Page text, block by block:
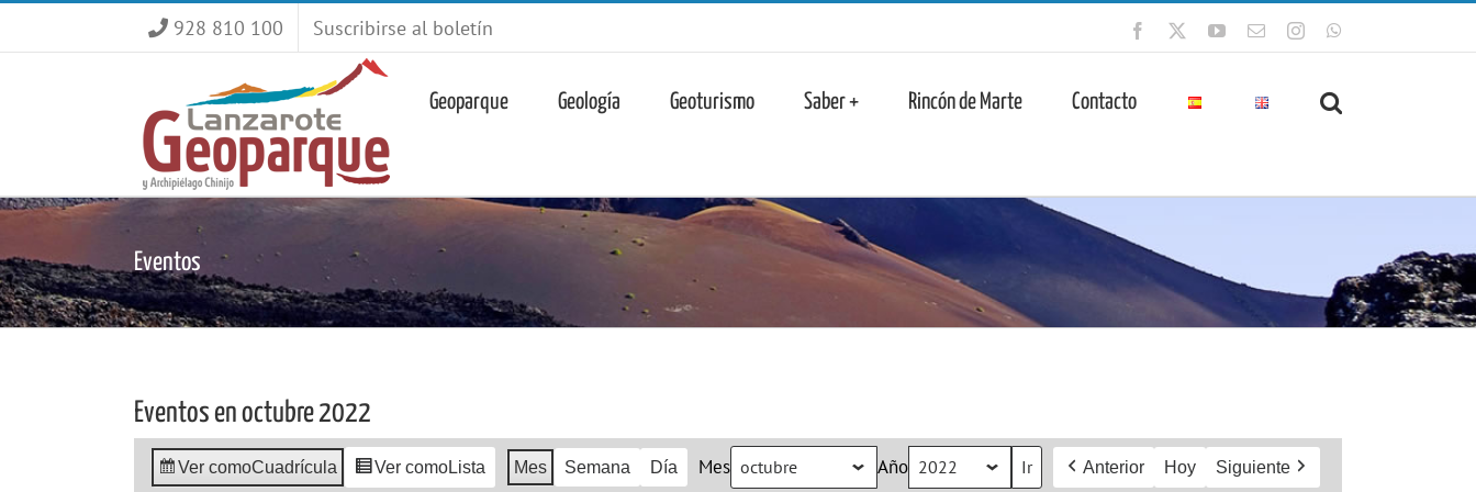
928 810 100 Suscribirse al boletín Facebook YouTube
CorreoInstagram
Geoparque Geología Geoturismo Saber + Rincón de Marte Contacto
Eventos
Eventos en octubre 2022
Ver comoCuadrícula Ver comoLista Mes Semana Día Mes Año Anterior Hoy Siguiente